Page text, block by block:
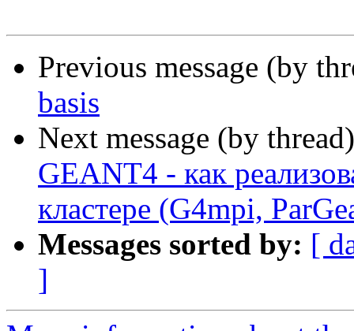
Previous message (by
basis
Next message (by
GEANT4 - как
кластере (G4mpi,
Messages sorted by: [
]